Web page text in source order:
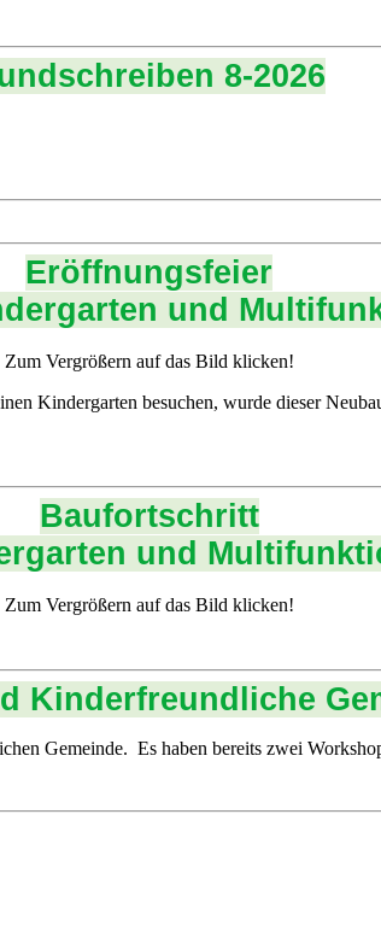
8-2026
Eröffnungsfeier
und
Zum Vergrößern auf das Bild klicken!
Kindergarten besuchen, wurde dieser
Baufortschritt
und
Zum Vergrößern auf das Bild klicken!
Kinderfreundliche
Gemeinde. Es haben bereits zwei